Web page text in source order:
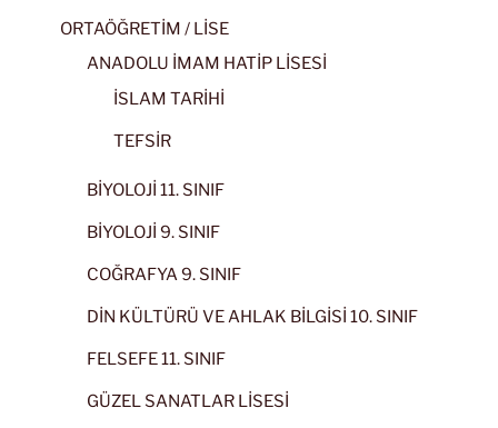
ORTAÖĞRETİM / LİSE
ANADOLU İMAM HATİP LİSESİ
İSLAM TARİHİ
TEFSİR
BİYOLOJİ 11. SINIF
BİYOLOJİ 9. SINIF
COĞRAFYA 9. SINIF
DİN KÜLTÜRÜ VE AHLAK BİLGİSİ 10. SINIF
FELSEFE 11. SINIF
GÜZEL SANATLAR LİSESİ